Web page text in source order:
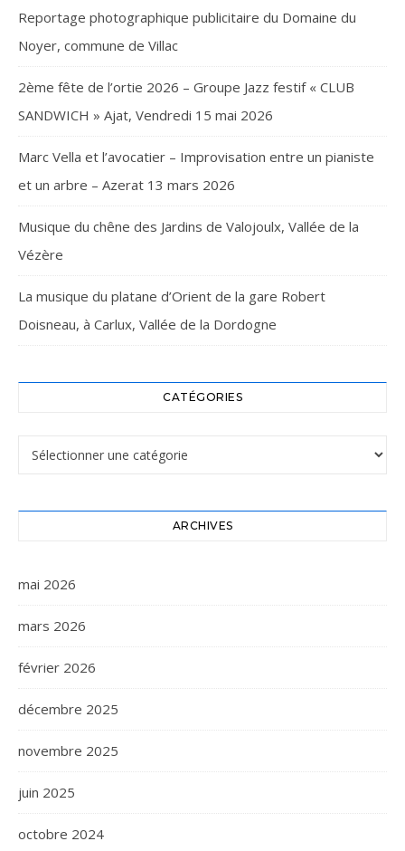
Reportage photographique publicitaire du Domaine du
Noyer, commune de Villac
2ème fête de l’ortie 2026 – Groupe Jazz festif « CLUB
SANDWICH » Ajat, Vendredi 15 mai 2026
Marc Vella et l’avocatier – Improvisation entre un pianiste
et un arbre – Azerat 13 mars 2026
Musique du chêne des Jardins de Valojoulx, Vallée de la
Vézère
La musique du platane d’Orient de la gare Robert
Doisneau, à Carlux, Vallée de la Dordogne
CATÉGORIES
Catégories
ARCHIVES
mai 2026
mars 2026
février 2026
décembre 2025
novembre 2025
juin 2025
octobre 2024